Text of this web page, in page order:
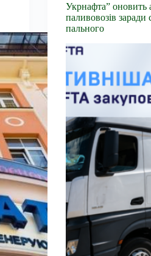
Укрнафта” оновить
паливовозів заради
пального